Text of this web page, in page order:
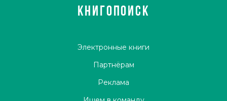
КНИГОПОИСК
Электронные книги
Партнёрам
Реклама